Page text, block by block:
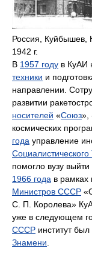
Россия, Куйбышев,
1942 г.
В 1957 году в КуАИ
техники и
направлении.
развитии
носителей «Союз»,
космических
года управление
Социалистического
помогло вузу
1966 года в
Министров СССР
С. П. Королева»
уже в следующем
СССР институт
Знамени.